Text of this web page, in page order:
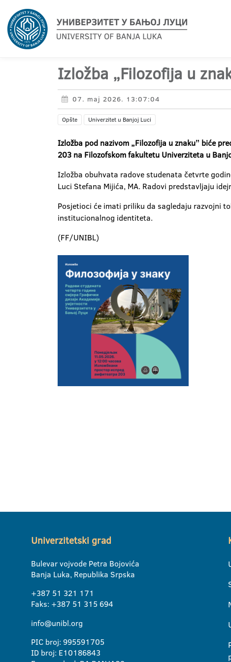
Izložba „Filozofija u
07. maj 2026. 13:07:04
Opšte Univerzitet u Banjoj Luci
Izložba pod nazivom „Filozofija u znakuˮ biće
203 na Filozofskom fakultetu Univerziteta u
Izložba obuhvata radove studenata četvrte
Luci Stefana Mijića, MA. Radovi predstavljaju
Posjetioci će imati priliku da sagledaju razvojni
institucionalnog identiteta.
(FF/UNIBL)
Univerzitetski grad
Bulevar vojvode Petra Bojovića
Banja Luka, Republika Srpska
+387 51 321 171
Faks: +387 51 315 694
info@unibl.org
PIC broj: 995591705
ID broj: E10186843